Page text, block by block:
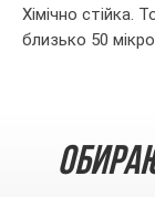
Хімічно стійка.
близько 50